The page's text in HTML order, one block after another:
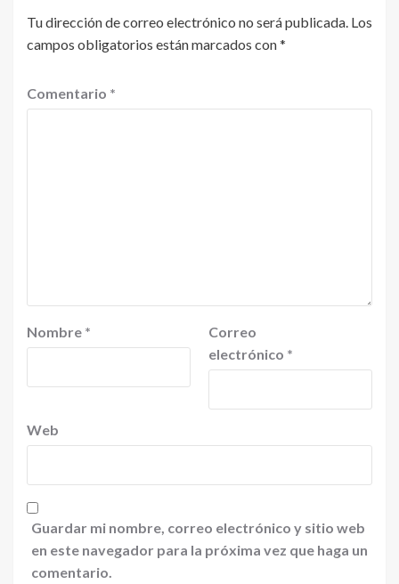
Tu dirección de correo electrónico no será publicada. Los
campos obligatorios están marcados con*
Comentario *
Nombre *
Correo
electrónico *
Web
Guardar mi nombre, correo electrónico y sitio web
en este navegador para la próxima vez que haga un
comentario.